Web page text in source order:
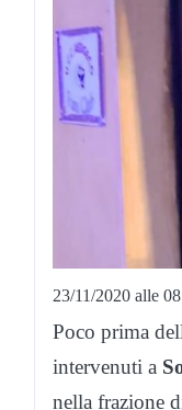
23/11/2020 alle
Poco prima
intervenuti a
nella frazione